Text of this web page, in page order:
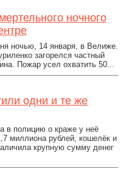
ночного
ночью, 14 января, в Велиже.
загорелся частный
Пожар усел охватить 50...
одни и те же
в полицию о краже у неё
миллиона рублей, кошелёк и
крупную сумму денег